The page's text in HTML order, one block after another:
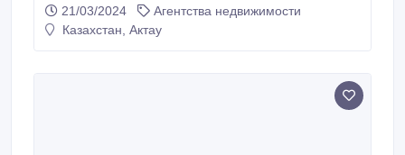
дом или квартиру в живописном Капчагае!
Просторные дома с изысканным дизайном и
21/03/2024
Агентства недвижимости
Казахстан, Актау